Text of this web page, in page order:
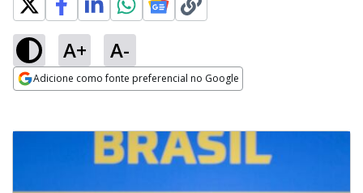
A+ A-
Adicione como fonte preferencial no Google